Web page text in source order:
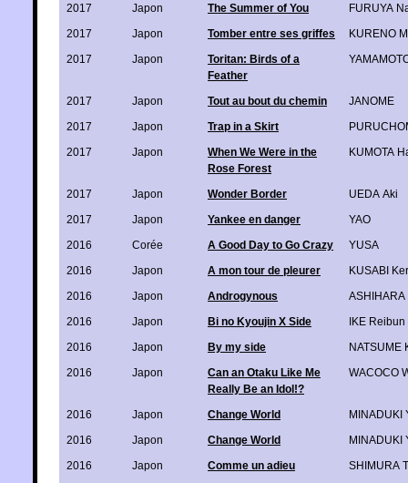
2017
Japon The Summer of You
FURUYA
2017
Japon Tomber entre ses griffes
KURENO
2017
Japon
Toritan: Birds of a
Feather
2017 Japon Tout au bout du chemin
JANOME
2017
Japon Trap in a Skirt
2017
Japon
When We Were in the
Rose Forest
KUMOTA
2017 Japon Wonder Border
UEDA Aki
2017
Japon Yankee en danger
YAO
2016
Corée A Good Day to Go Crazy
YUSA
2016
Japon A mon tour de pleurer
KUSABI
2016
Japon Androgynous
ASHIHARA
2016
Japon Bi no Kyoujin X Side
IKE Reibun
2016
Japon By my side
NATSUME
2016
Japon
Can an Otaku Like Me
Really Be an Idol!?
WACOCO
2016 Japon Change World
MINADUKI
2016
Japon Change World
MINADUKI
2016
Japon Comme un adieu
SHIMURA